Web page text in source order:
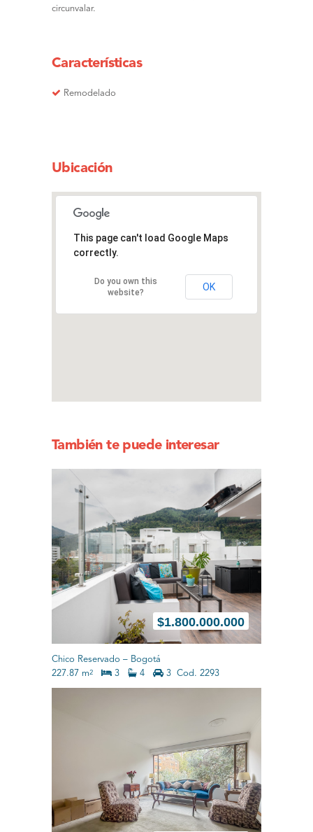
circunvalar.
Características
Remodelado
Ubicación
This page can't load Google Maps
correctly.
Do you own this
website?
OK
También te puede interesar
$1.800.000.000
Chico Reservado – Bogotá
227.87 m2 3 4 3 Cod. 2293